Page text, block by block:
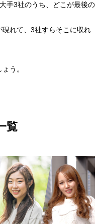
手3社のうち、どこが最後の
れて、3社すらそこに収れ
う。
覧